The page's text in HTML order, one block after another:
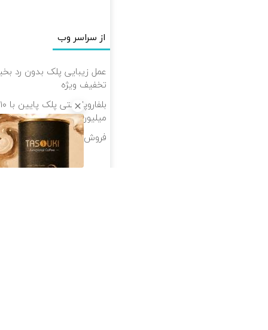
از سراسر وب
تخفیف ویژه
میلیون 👀
فروش راحت پژو ۲۰6، بدون کمیسیون و دردسر